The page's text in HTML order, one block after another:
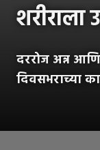
शरीराला
दररोज अन्न
दिवसभराच्या